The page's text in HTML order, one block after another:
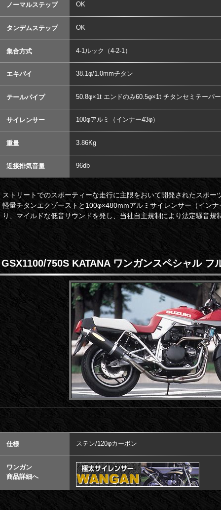
ノーマルステップ OK
タンデムステップ OK
集合方式 4-1ルック（4-2-1）
エキパイ 38.1φ/1.0mmチタン
テールパイプ 50.8φ×1t エンドのみ60.5φ×1t チタンセミテーパー
サイレンサー 100φアルミ（インナー43φ）
重量 3.86Kg
近接排気音量 96db
ストリートでのスポーティーな走行に主限をおいて開発されたスポー
軽量チタンエクゾーストと100φ×480mmアルミサイレンサー（イン
り、マイルドな低音サウンドを発し、当社自主規制により法定騒音規
GSX1100/750S KATANA ワンガンスペシャル フ
仕様 ステン/120φカーボン
ワンガン
商品詳細へ